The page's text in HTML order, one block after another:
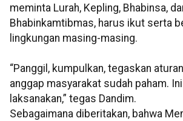
meminta Lurah, Kepling, Bhabinsa,
Bhabinkamtibmas, harus ikut serta
lingkungan masing-masing.
“Panggil, kumpulkan, tegaskan
anggap masyarakat sudah paham.
laksanakan,” tegas Dandim.
Sebagaimana diberitakan, bahwa